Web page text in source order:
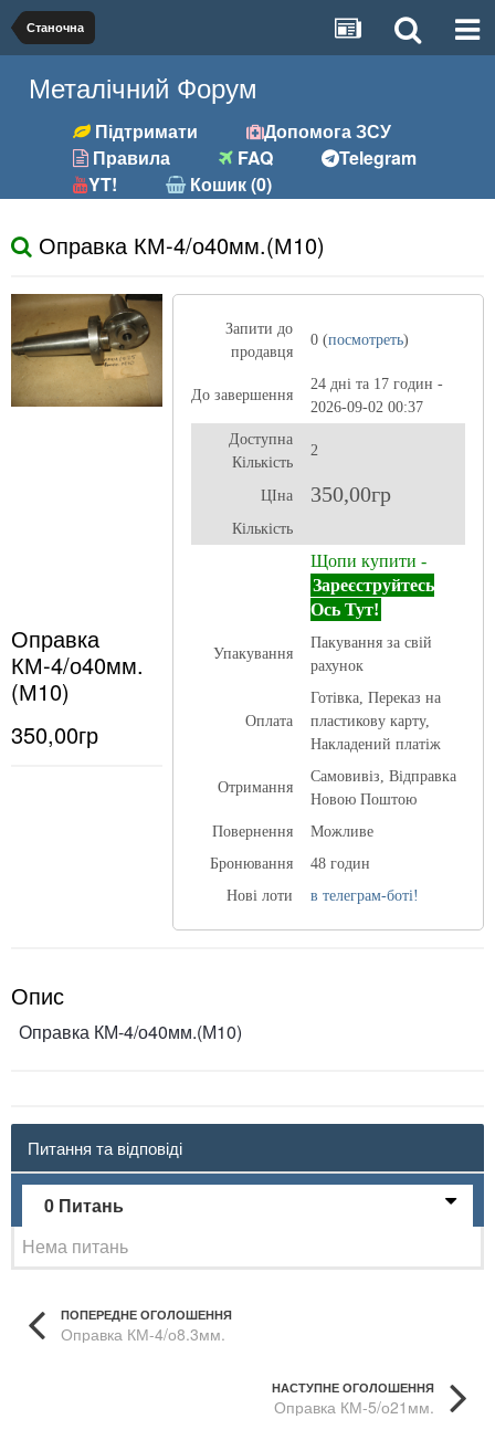
Станочна
Металічний Форум
Підтримати
Допомога ЗСУ
Правила
FAQ
Telegram
YT!
Кошик (0)
Оправка КМ-4/о40мм.(М10)
Оправка
КМ-4/о40мм.
(М10)
350,00гр
Запити до
продавця
0 (посмотреть)
До завершення
24 дні та 17 годин -
2026-09-02 00:37
Доступна
Кількість
2
ЦІна 350,00гр
Кількість
Щопи купити -
Зареєструйтесь
Ось Тут!
Упакування
Пакування за свій
рахунок
Оплата
Готівка, Переказ на
пластикову карту,
Накладений платіж
Отримання
Самовивіз, Відправка
Новою Поштою
Повернення
Можливе
Бронювання
48 годин
Нові лоти
в телеграм-боті!
Опис
Оправка КМ-4/о40мм.(М10)
Питання та відповіді
0 Питань
Нема питань
ПОПЕРЕДНЕ ОГОЛОШЕННЯ
Оправка КМ-4/о8.3мм.
НАСТУПНЕ ОГОЛОШЕННЯ
Оправка КМ-5/о21мм.